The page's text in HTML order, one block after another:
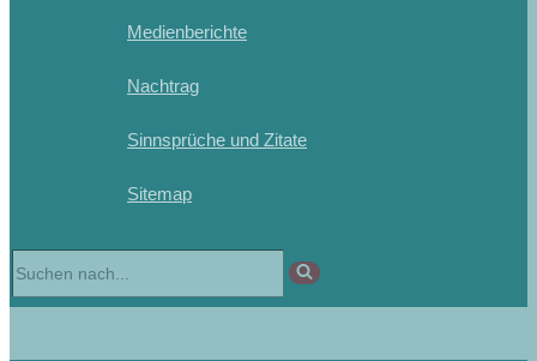
Medienberichte
Nachtrag
Sinnsprüche und Zitate
Sitemap